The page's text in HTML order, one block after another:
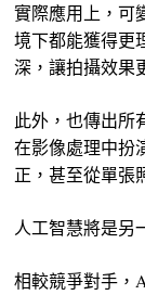
實際應用上，可
境下都能獲得更
深，讓拍攝效果
此外，也傳出所
在影像處理中扮
正，甚至從單張
人工智慧將是另
相較競爭對手，